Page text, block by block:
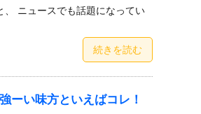
、 ニュースでも話題になってい
続きを読む
ーい味方といえばコレ！